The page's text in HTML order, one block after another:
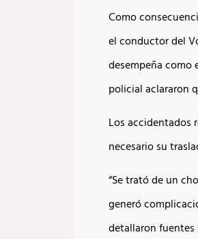
Como
el conductor del
desempeña como
policial aclararon
Los accidentados
necesario su
“Se trató de un
generó
detallaron fuentes